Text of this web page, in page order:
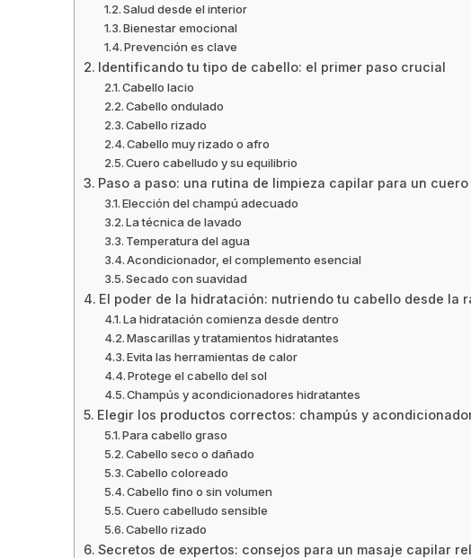
Salud desde el interior
Bienestar emocional
Prevención es clave
Identificando tu tipo de cabello: el primer paso crucial
Cabello lacio
Cabello ondulado
Cabello rizado
Cabello muy rizado o afro
Cuero cabelludo y su equilibrio
Paso a paso: una rutina de limpieza capilar para un
Elección del champú adecuado
La técnica de lavado
Temperatura del agua
Acondicionador, el complemento esencial
Secado con suavidad
El poder de la hidratación: nutriendo tu cabello desde la
La hidratación comienza desde dentro
Mascarillas y tratamientos hidratantes
Evita las herramientas de calor
Protege el cabello del sol
Champús y acondicionadores hidratantes
Elegir los productos correctos: champús y
Para cabello graso
Cabello seco o dañado
Cabello coloreado
Cabello fino o sin volumen
Cuero cabelludo sensible
Cabello rizado
Secretos de expertos: consejos para un masaje capilar